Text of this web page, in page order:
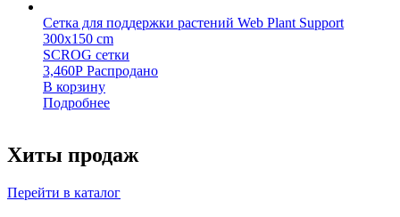
Сетка для поддержки растений Web Plant Support
300х150 cm
SCROG сетки
3,460Р Распродано
В корзину
Подробнее
Хиты продаж
Перейти в каталог